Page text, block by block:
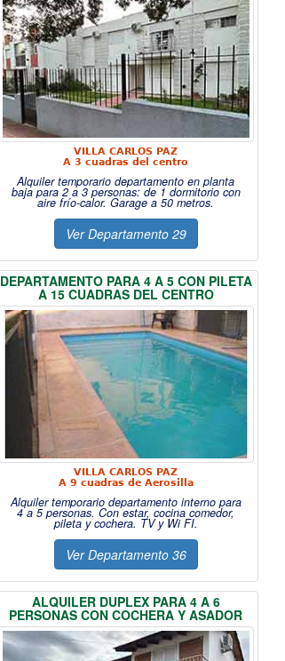
VILLA CARLOS PAZ
A 3 cuadras del centro
Alquiler temporario departamento en planta
baja para 2 a 3 personas: de 1 dormitorio con
aire frío-calor. Garage a 50 metros.
Ver Departamento 29
DEPARTAMENTO PARA 4 A 5 CON PILETA
A 15 CUADRAS DEL CENTRO
VILLA CARLOS PAZ
A 9 cuadras de Aerosilla
Alquiler temporario departamento interno para
4 a 5 personas. Con estar, cocina comedor,
pileta y cochera. TV y Wi FI.
Ver Departamento 36
ALQUILER DUPLEX PARA 4 A 6
PERSONAS CON COCHERA Y ASADOR